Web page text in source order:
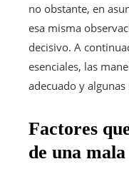
no obstante, en
esa misma
decisivo. A
esenciales, las
adecuado y
Factores
de una